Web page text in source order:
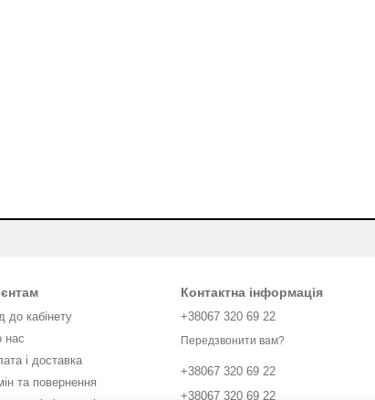
до кабінету
нас
і доставка
та повернення
Контактна інформація
+38067 320 69 22
Передзвонити вам?
+38067 320 69 22
+38067 320 69 22